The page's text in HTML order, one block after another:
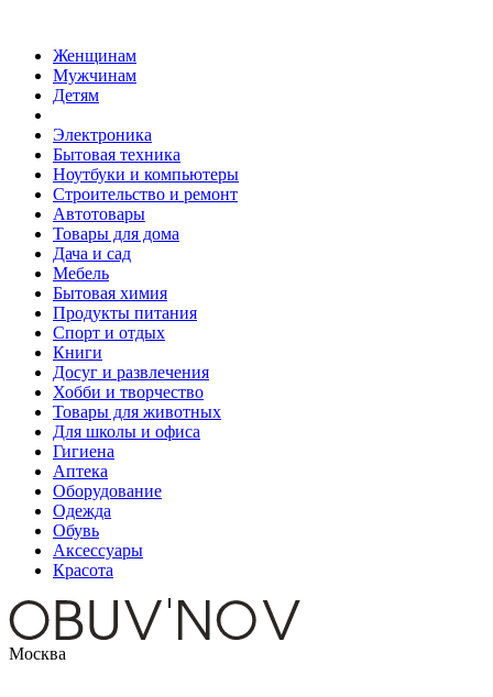
Женщинам
Мужчинам
Детям
Электроника
Бытовая техника
Ноутбуки и компьютеры
Строительство и ремонт
Автотовары
Товары для дома
Дача и сад
Мебель
Бытовая химия
Продукты питания
Спорт и отдых
Книги
Досуг и развлечения
Хобби и творчество
Товары для животных
Для школы и офиса
Гигиена
Аптека
Оборудование
Одежда
Обувь
Аксессуары
Красота
Москва